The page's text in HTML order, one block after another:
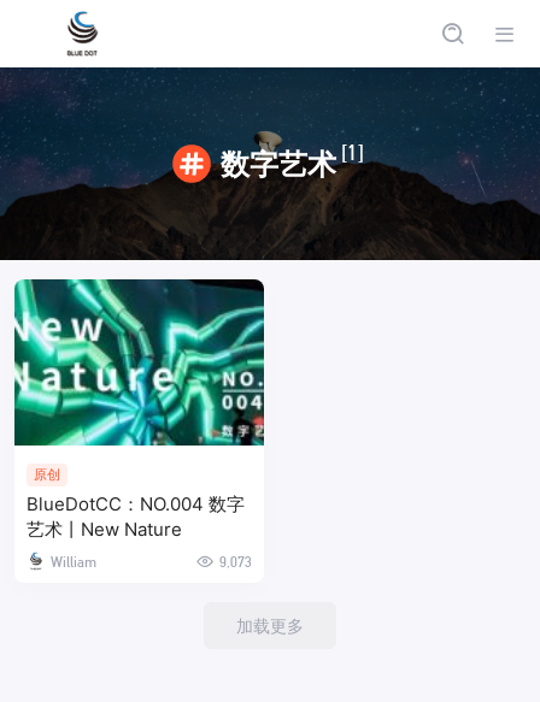
数字艺术 [1]
原创
BlueDotCC：NO.004 数字
艺术丨New Nature
William 9,073
加载更多